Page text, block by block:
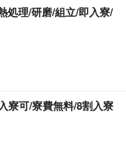
処理/研磨/組立/即入寮/
寮可/寮費無料/8割入寮